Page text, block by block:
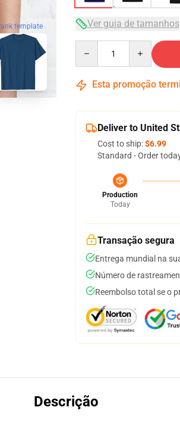
template Ver guia de tamanhos
Esta promoção
Deliver to United
Cost to ship:$6.99
Standard - Order
Production
Today
Transação segura
Entrega mundial na
Número de
Reembolso total se o
Descrição